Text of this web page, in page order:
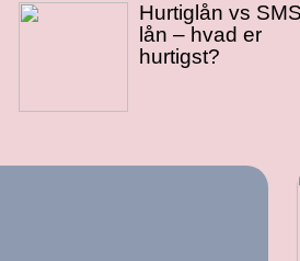
Hurtiglån vs
lån – hvad er
hurtigst?